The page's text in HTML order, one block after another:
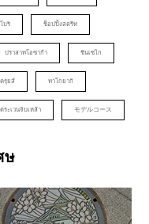
บริ ช็อปปิ้งสตรีท
ปราสาทโอซาก้า ชินเซไก
รุยส์ ทาโกยากิ
ระเวนจิบเหล้า モデルコース
ษ